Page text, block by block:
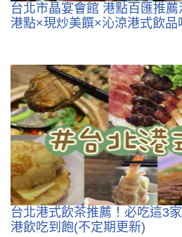
台北市晶宴會館 港點百匯推
港點×現炒美饌×沁涼港式飲品
台北港式飲茶推薦！必吃這3
港飲吃到飽(不定期更新)